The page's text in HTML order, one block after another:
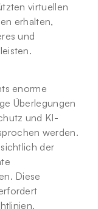
virtuellen
erhalten,
und
enorme
Überlegungen
und KI-
werden.
der
Diese